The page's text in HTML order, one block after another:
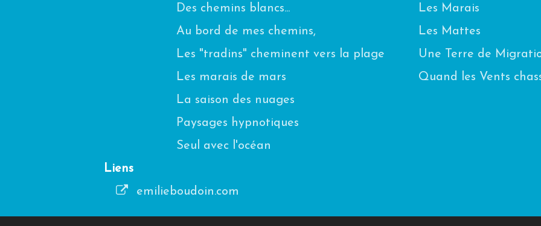
Des chemins blancs...
Au bord de mes chemins,
Les "tradins" cheminent vers la plage
Les marais de mars
La saison des nuages
Paysages hypnotiques
Seul avec l'océan
Les Marais
Les Mattes
Une Terre de
Quand les Vents
Liens
emilieboudoin.com